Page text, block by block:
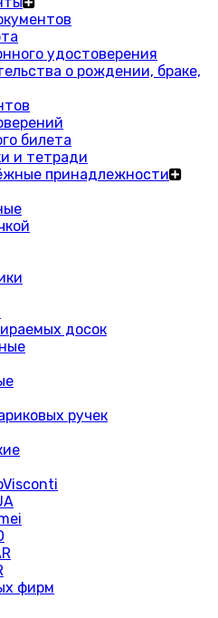
удостоверения
о рождении, браке,
билета
и тетради
принадлежности
досок
ручек
фирм